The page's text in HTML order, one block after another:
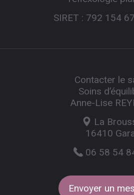
SIRET : 792 154
Contacter le
Soins
Anne-Lise
La
16410
06 58 54
Envoyer un